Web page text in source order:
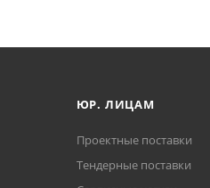
ЮР. ЛИЦАМ
Проектные поставки
Тендерные поставки